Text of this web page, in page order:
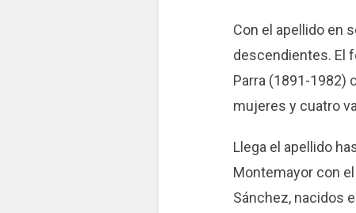
Con el apellido en
descendientes. El
Parra (1891-1982)
mujeres y cuatro
Llega el apellido
Montemayor con
Sánchez, nacidos